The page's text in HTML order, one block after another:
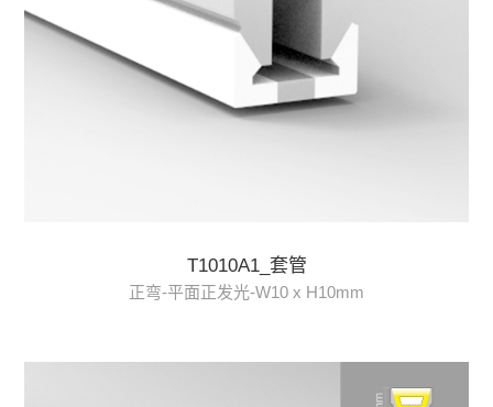
T1010A1_套管
正弯-平面正发光-W10 x H10mm